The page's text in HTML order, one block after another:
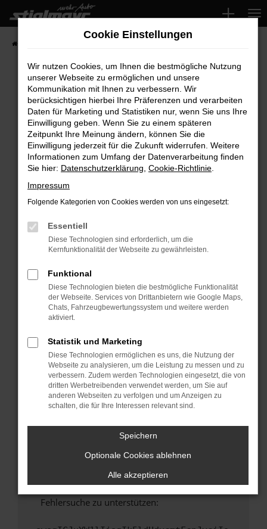
Zum
Hauptinhalt
springen
Fehler: Network Error
Beim Laden ist ein Fehler aufgetreten.
Hier sind ein paar Tipps, die dir helfen können:
Überprüfe deine Firewall und deine
Internetverbindung.
Laden andere Webseiten, zum Beispiel deine
Manche Erweiterungen, wie Werbeblocker,
können das Laden bestimmter Seiten
verhindern. Funktioniert die Seite in einem
Fenster?
Starte dein Gerät neu.
Das kann manchmal helfen, vorübergehende
Probleme zu beheben.
Stelle sicher, dass dein Browser und dein
Betriebssystem auf dem neuesten Stand
sind.
Veraltete Software birgt nicht nur ein
Sicherheitsrisiko, sondern kann auch dazu
führen, dass bestimmte Funktionen nicht mehr
Wende dich an den Webseitenbetreiber.
Wenn du alle oben genannten Schritte versucht
hast, kontaktiere uns bitte. Wir werden
versuchen, das Problem zu beheben. Du kannst
uns diesen Text schicken, um uns bei der
Fehlersuche zu unterstützen:
Cookie Einstellungen
Wir nutzen Cookies, um Ihnen die bestmögliche Nutzung
unserer Webseite zu ermöglichen und unsere
Kommunikation mit Ihnen zu verbessern. Wir
berücksichtigen hierbei Ihre Präferenzen und verarbeiten
Daten für Marketing und Statistiken nur, wenn Sie uns Ihre
Einwilligung geben. Wenn Sie zu einem späteren
Zeitpunkt Ihre Meinung ändern, können Sie die
Einwilligung jederzeit für die Zukunft widerrufen. Weitere
Informationen zum Umfang der Datenverarbeitung finden
Sie hier: Datenschutzerklärung Cookie-Richtlinie
Impressum
Folgende Kategorien von Cookies werden von uns eingesetzt:
Essentiell
Diese Technologien sind erforderlich, um die
Kernfunktionalität der Webseite zu gewährleisten.
Funktional
Diese Technologien bieten die bestmögliche Funktionalität
der Webseite. Services von Drittanbietern wie Google Maps,
Chats, Fahrzeugbewertungssystem und weitere werden
aktiviert.
Statistik und Marketing
Diese Technologien ermöglichen es uns, die Nutzung der
Webseite zu analysieren, um die Leistung zu messen und zu
verbessern. Zudem werden Technologien eingesetzt, die von
dritten Werbetreibenden verwendet werden, um Sie auf
anderen Webseiten zu verfolgen und um Anzeigen zu
schalten, die für Ihre Interessen relevant sind.
Speichern
Optionale Cookies ablehnen
Alle akzeptieren